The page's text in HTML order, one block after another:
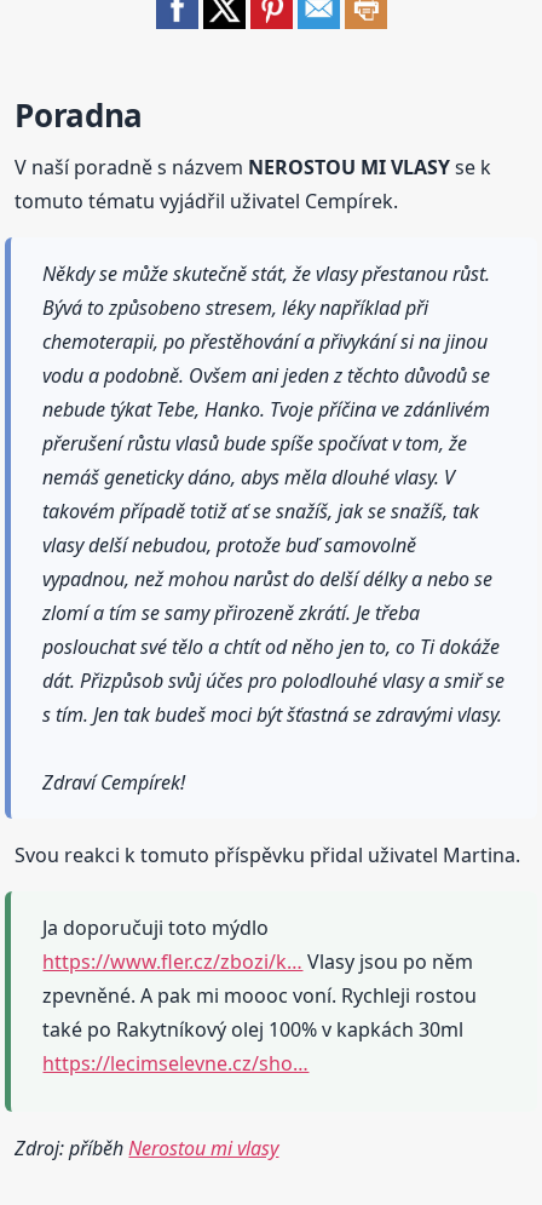
Poradna
V naší poradně s názvem NEROSTOU MI VLASYse k
tomuto tématu vyjádřil uživatel Cempírek.
Někdy se může skutečně stát, že vlasy přestanou růst.
Bývá to způsobeno stresem, léky například při
chemoterapii, po přestěhování a přivykání si na jinou
vodu a podobně. Ovšem ani jeden z těchto důvodů se
nebude týkat Tebe, Hanko. Tvoje příčina ve zdánlivém
přerušení růstu vlasů bude spíše spočívat v tom, že
nemáš geneticky dáno, abys měla dlouhé vlasy. V
takovém případě totiž ať se snažíš, jak se snažíš, tak
vlasy delší nebudou, protože buď samovolně
vypadnou, než mohou narůst do delší délky a nebo se
zlomí a tím se samy přirozeně zkrátí. Je třeba
poslouchat své tělo a chtít od něho jen to, co Ti dokáže
dát. Přizpůsob svůj účes pro polodlouhé vlasy a smiř se
s tím. Jen tak budeš moci být šťastná se zdravými vlasy.
Zdraví Cempírek!
Svou reakci k tomuto příspěvku přidal uživatel Martina.
Ja doporučuji toto mýdlo
https://www.fler.cz/zbozi/k… Vlasy jsou po něm
zpevněné. A pak mi moooc voní. Rychleji rostou
také po Rakytníkový olej 100% v kapkách 30ml
https://lecimselevne.cz/sho…
Zdroj: příběhNerostou mi vlasy